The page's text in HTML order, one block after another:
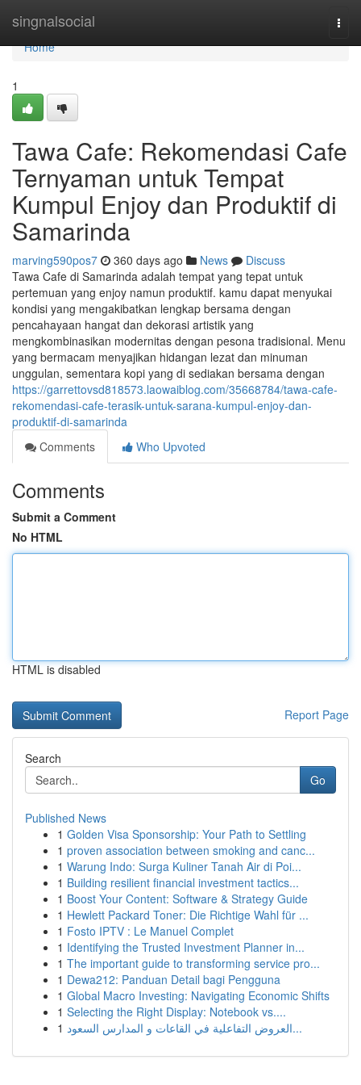
singnalsocial
Home
Home
1
Tawa Cafe: Rekomendasi Cafe
Ternyaman untuk Tempat
Kumpul Enjoy dan Produktif di
Samarinda
marving590pos7 360 days ago News
Discuss
Tawa Cafe di Samarinda adalah tempat yang tepat untuk
pertemuan yang enjoy namun produktif. kamu dapat menyukai
kondisi yang mengakibatkan lengkap bersama dengan
pencahayaan hangat dan dekorasi artistik yang
mengkombinasikan modernitas dengan pesona tradisional. Menu
yang bermacam menyajikan hidangan lezat dan minuman
unggulan, sementara kopi yang di sediakan bersama dengan
https://garrettovsd818573.laowaiblog.com/35668784/tawa-cafe-
rekomendasi-cafe-terasik-untuk-sarana-kumpul-enjoy-dan-
produktif-di-samarinda
Comments
Who Upvoted
Comments
Submit a Comment
No HTML
HTML is disabled
Report Page
Search
Go
Published News
1 Golden Visa Sponsorship: Your Path to Settling
1 proven association between smoking and canc...
1 Warung Indo: Surga Kuliner Tanah Air di Poi...
1 Building resilient financial investment tactics...
1 Boost Your Content: Software & Strategy Guide
1 Hewlett Packard Toner: Die Richtige Wahl für ...
1 Fosto IPTV : Le Manuel Complet
1 Identifying the Trusted Investment Planner in...
1 The important guide to transforming service pro...
1 Dewa212: Panduan Detail bagi Pengguna
1 Global Macro Investing: Navigating Economic Shifts
1 Selecting the Right Display: Notebook vs....
1
العروض التفاعلية في القاعات و المدارس السعود...